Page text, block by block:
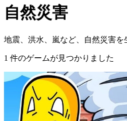
自然災害
地震、洪水、嵐など、自然災害を
1 件のゲームが見つかりました